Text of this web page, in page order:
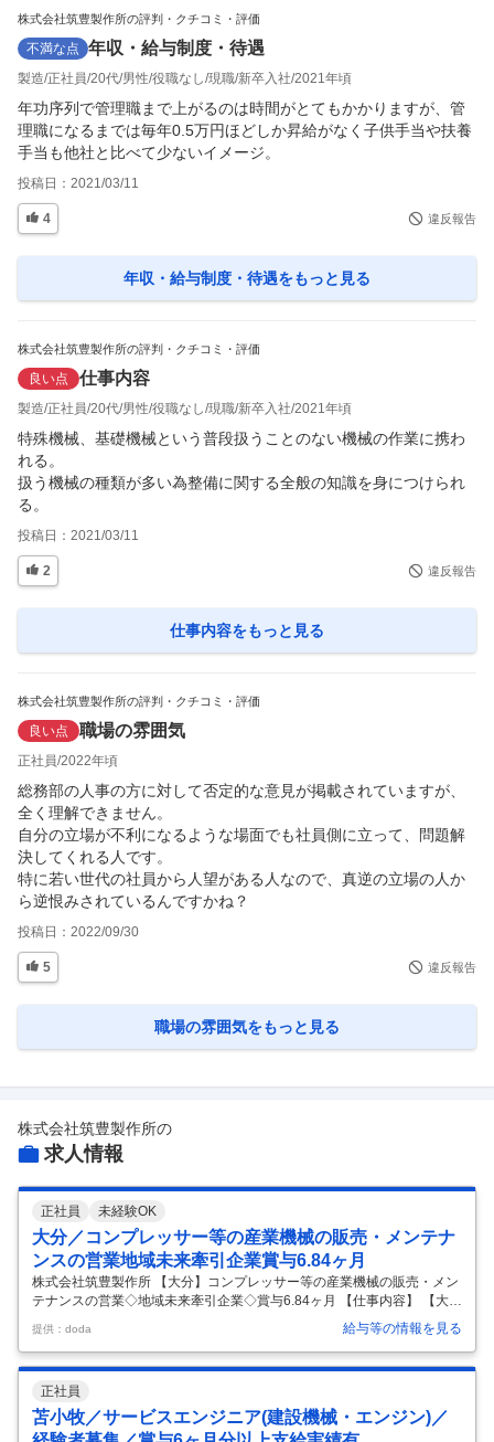
株式会社筑豊製作所の評判・クチコミ・評価
不満な点 年収・給与制度・待遇
製造 正社員 20代 男性 役職なし 現職 新卒入社 2021年頃
年功序列で管理職まで上がるのは時間がとてもかかりますが、管
理職になるまでは毎年0.5万円ほどしか昇給がなく子供手当や扶養
手当も他社と比べて少ないイメージ。
投稿日： 2021/03/11
4 違反報告
年収・給与制度・待遇をもっと見る
株式会社筑豊製作所の評判・クチコミ・評価
良い点 仕事内容
製造 正社員 20代 男性 役職なし 現職 新卒入社 2021年頃
特殊機械、基礎機械という普段扱うことのない機械の作業に携わ
れる。
扱う機械の種類が多い為整備に関する全般の知識を身につけられ
る。
投稿日： 2021/03/11
2 違反報告
仕事内容をもっと見る
株式会社筑豊製作所の評判・クチコミ・評価
良い点 職場の雰囲気
正社員 2022年頃
総務部の人事の方に対して否定的な意見が掲載されていますが、
全く理解できません。
自分の立場が不利になるような場面でも社員側に立って、問題解
決してくれる人です。
特に若い世代の社員から人望がある人なので、真逆の立場の人か
ら逆恨みされているんですかね？
投稿日： 2022/09/30
5 違反報告
職場の雰囲気をもっと見る
株式会社筑豊製作所の
求人情報
正社員 未経験OK
大分／コンプレッサー等の産業機械の販売・メンテナ
ンスの営業地域未来牽引企業賞与6.84ヶ月
株式会社筑豊製作所 【大分】コンプレッサー等の産業機械の販売・メン
テナンスの営業◇地域未来牽引企業◇賞与6.84ヶ月 【仕事内容】 【大
分】コンプレッサー等の産業機械の販売・メンテナンスの営業◇地域未
来牽引企業◇賞与6.84ヶ月 【具体的な仕事内容】 【入社時に特別な経
験・スキルは必要なし！「営業に挑戦したい」というあなたのご応募を
お待ちしています！／販売~修理まで一貫して対応】 ●業務概要： 産業
用機械の販売、メンテナンスに関する「提案営業」をお任せします。 ●
業務詳細： 当社で取り扱ってる、産業機械（コンプレッサーが中心）の
本体販売やメンテナンスの営業を中心に行っていただきます。既存顧客
提供：doda 給与等の情報を見る
正社員
苫小牧／サービスエンジニア(建設機械・エンジン)／